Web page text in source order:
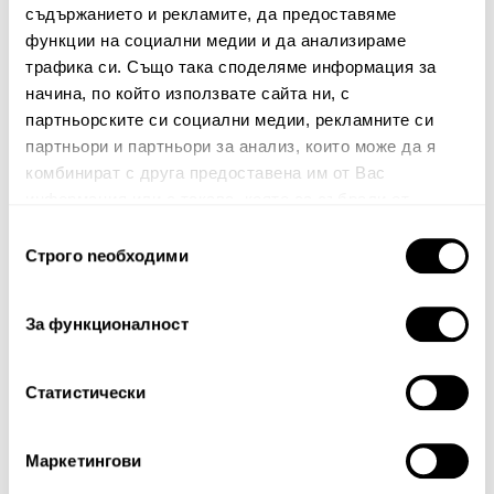
съдържанието и рекламите, да предоставяме
функции на социални медии и да анализираме
трафика си. Също така споделяме информация за
начина, по който използвате сайта ни, с
партньорските си социални медии, рекламните си
партньори и партньори за анализ, които може да я
комбинират с друга предоставена им от Вас
наСтрого nеобходими
За функционалност
Статистически
Маркетингови
Мека играчка Marley
29.00€
56.72лв.
23.20€ 45.38лв.
Играчка за гушкане PELUDA
16.00€ 31.29лв.
11.20€ 21.90лв.